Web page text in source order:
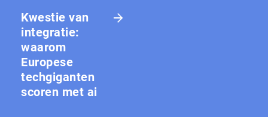
Kwestie van
integratie:
waarom
Europese
techgiganten
scoren met ai